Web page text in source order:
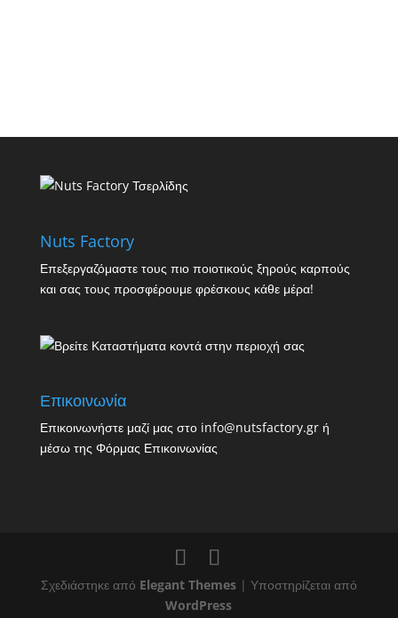
Nuts Factory
Επεξεργαζόμαστε τους πιο ποιοτικούς ξηρούς καρπούς
και σας τους προσφέρουμε φρέσκους κάθε μέρα!
Επικοινωνία
Επικοινωνήστε μαζί μας στο info@nutsfactory.gr ή
μέσω της Φόρμας Επικοινωνίας
Σχεδιάστηκε από Elegant Themes| Υποστηρίζεται από
WordPress